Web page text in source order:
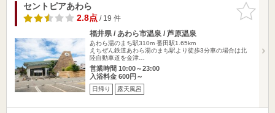
お気に入
りに追加
セントピアあわら
2.8点/ 19 件
福井県 / あわら市温泉 / 芦原温泉
あわら湯のまち駅310m 番田駅1.65km
えちぜん鉄道あわら湯のまち駅より徒歩3分車の場合は北
陸自動車道を金津…
営業時間 10:00～23:00
入浴料金 600円～
日帰り 露天風呂